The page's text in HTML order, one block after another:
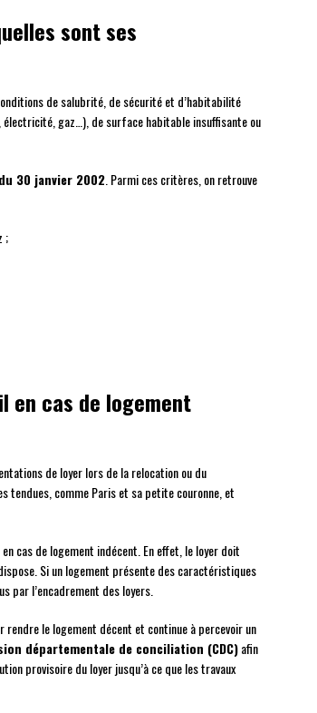
sont ses
de salubrité, de sécurité et d’habitabilité
électricité, gaz…), de surface habitable insuffisante ou
30 janvier 2002. Parmi ces critères, on retrouve
;
en cas de logement
de loyer lors de la relocation ou du
tendues, comme Paris et sa petite couronne, et
cas de logement indécent. En effet, le loyer doit
Si un logement présente des caractéristiques
par l’encadrement des loyers.
le logement décent et continue à percevoir un
départementale de conciliation (CDC)afin
provisoire du loyer jusqu’à ce que les travaux